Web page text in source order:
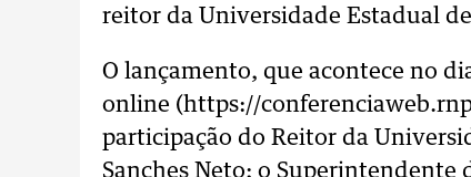
reitor da Universidade Estadual
O lançamento, que acontece no
online (https://
participação do Reitor da
Sanches Neto; o Superintendente